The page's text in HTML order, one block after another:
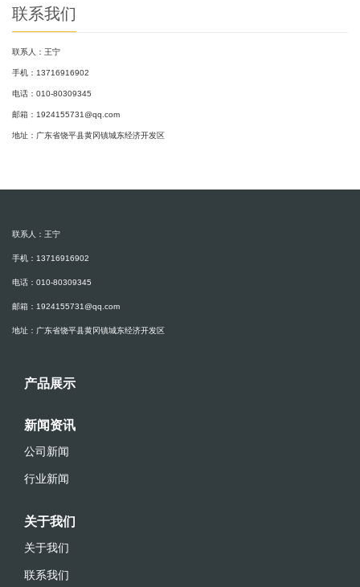
联系我们
联系人：王宁
手机：13716916902
电话：010-80309345
邮箱：1924155731@qq.com
地址：广东省饶平县黄冈镇城东经济开发区
联系人：王宁
手机：13716916902
电话：010-80309345
邮箱：1924155731@qq.com
地址：广东省饶平县黄冈镇城东经济开发区
产品展示
新闻资讯
公司新闻
行业新闻
关于我们
关于我们
联系我们